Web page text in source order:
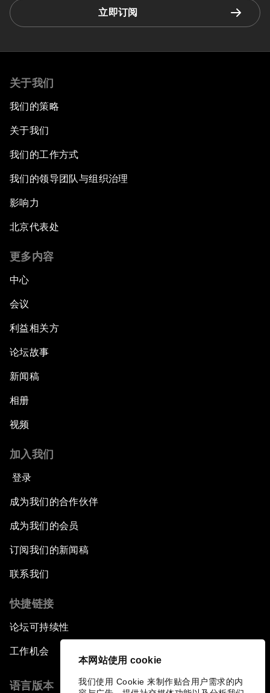
本网站使用 cookie
我们使用 Cookie 来制作贴合用户需求的内
立即订阅
关于我们
我们的策略
关于我们
我们的工作方式
我们的领导团队与组织治理
影响力
北京代表处
更多内容
中心
会议
利益相关方
论坛故事
新闻稿
相册
视频
加入我们
登录
成为我们的合作伙伴
成为我们的会员
订阅我们的新闻稿
联系我们
快捷链接
论坛可持续性
工作机会
语言版本